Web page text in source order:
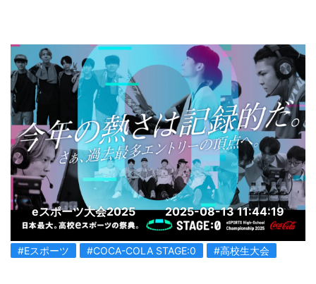
eスポーツ大会2025 2025-08-13 11:44:19
#Eスポーツ #COCA-COLA STAGE:0 #高校生大会